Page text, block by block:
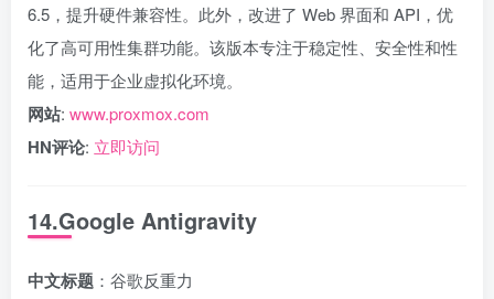
6.5，提升硬件兼容性。此外，改进了 Web 界面和 API，优
化了高可用性集群功能。该版本专注于稳定性、安全性和性
能，适用于企业虚拟化环境。
网站: www.proxmox.com
HN评论: 立即访问
14.Google Antigravity
中文标题 ：谷歌反重力